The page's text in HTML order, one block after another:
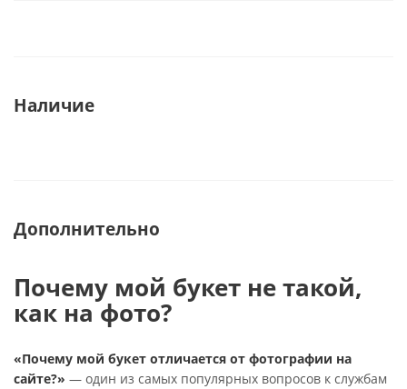
Наличие
Дополнительно
Почему мой букет не такой,
как на фото?
«Почему мой букет отличается от фотографии на
сайте?» — один из самых популярных вопросов к службам